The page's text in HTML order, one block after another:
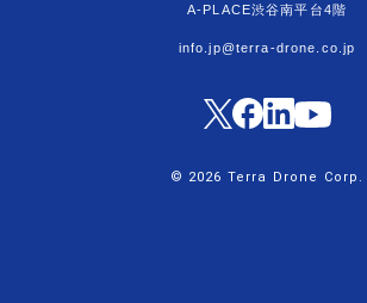
A-PLACE渋谷南平台4階
info.jp@terra-drone.co.jp
© 2026 Terra Drone Corp.